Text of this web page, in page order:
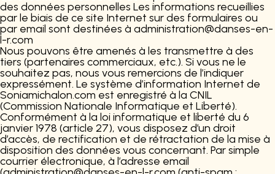
des données personnelles Les informations recueillies
par le biais de ce site Internet sur des formulaires ou
par email sont destinées à administration@danses-en-
l-r.com
Nous pouvons être amenés à les transmettre à des
tiers (partenaires commerciaux, etc.). Si vous ne le
souhaitez pas, nous vous remercions de l’indiquer
expressément. Le système d’information Internet de
Soniamichalon.com est enregistré à la CNIL
(Commission Nationale Informatique et Liberté).
Conformément à la loi informatique et liberté du 6
janvier 1978 (article 27), vous disposez d’un droit
d’accès, de rectification et de rétractation de la mise à
disposition des données vous concernant. Par simple
courrier électronique, à l’adresse email